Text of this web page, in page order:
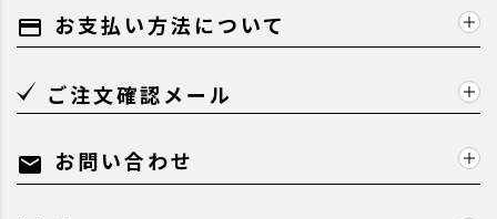
payment お支払い方法について
ご注文確認メール
mail お問い合わせ